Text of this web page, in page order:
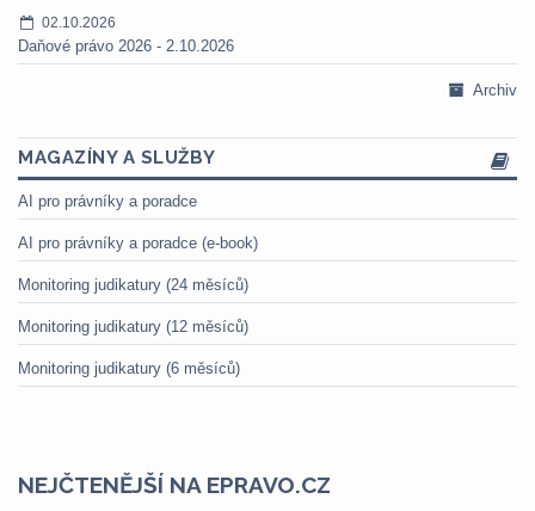
02.10.2026
Daňové právo 2026 - 2.10.2026
Archiv
MAGAZÍNY A SLUŽBY
AI pro právníky a poradce
AI pro právníky a poradce (e-book)
Monitoring judikatury (24 měsíců)
Monitoring judikatury (12 měsíců)
Monitoring judikatury (6 měsíců)
NEJČTENĚJŠÍ NA EPRAVO.CZ